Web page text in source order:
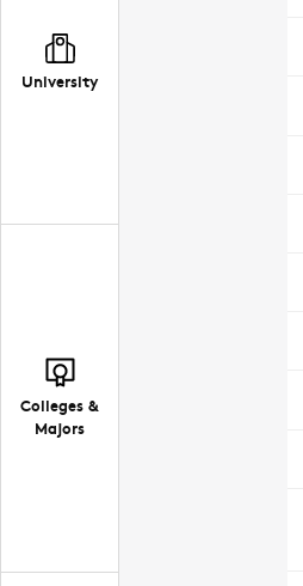
University
Colleges &
Majors